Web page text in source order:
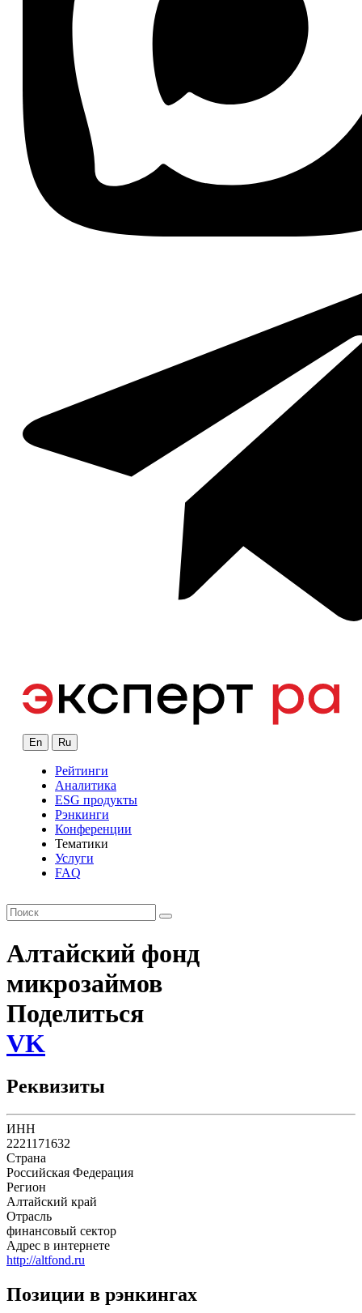
En Ru
Рейтинги
Аналитика
ESG продукты
Рэнкинги
Конференции
Тематики
Услуги
FAQ
Алтайский фонд
микрозаймов
Поделиться
VK
Реквизиты
ИНН
2221171632
Страна
Российская Федерация
Регион
Алтайский край
Отрасль
финансовый сектор
Адрес в интернете
http://altfond.ru
Позиции в рэнкингах